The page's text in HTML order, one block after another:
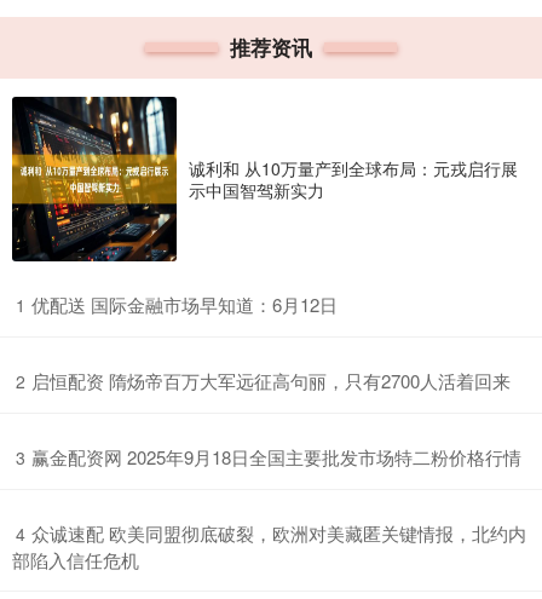
推荐资讯
诚利和 从10万量产到全球布局：元戎启行展
示中国智驾新实力
1 ​优配送 国际金融市场早知道：6月12日
2 ​启恒配资 隋炀帝百万大军远征高句丽，只有2700人活着回来
3 ​赢金配资网 2025年9月18日全国主要批发市场特二粉价格行情
4 ​众诚速配 欧美同盟彻底破裂，欧洲对美藏匿关键情报，北约内
部陷入信任危机